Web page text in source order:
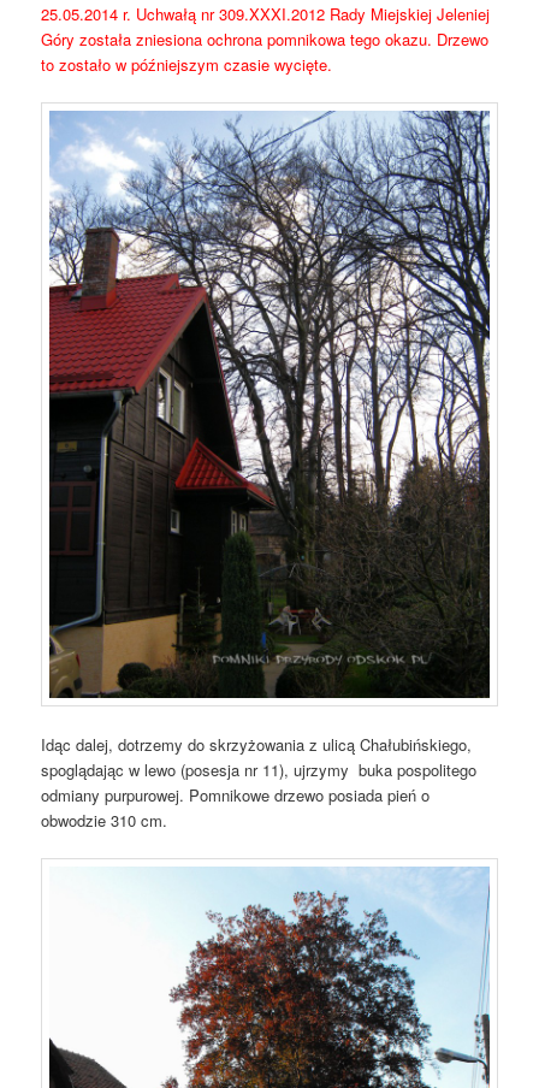
25.05.2014 r. Uchwałą nr 309.XXXI.2012 Rady Miejskiej Jeleniej
Góry została zniesiona ochrona pomnikowa tego okazu. Drzewo
to zostało w późniejszym czasie wycięte.
Idąc dalej, dotrzemy do skrzyżowania z ulicą Chałubińskiego,
spoglądając w lewo (posesja nr 11), ujrzymy buka pospolitego
odmiany purpurowej. Pomnikowe drzewo posiada pień o
obwodzie 310 cm.